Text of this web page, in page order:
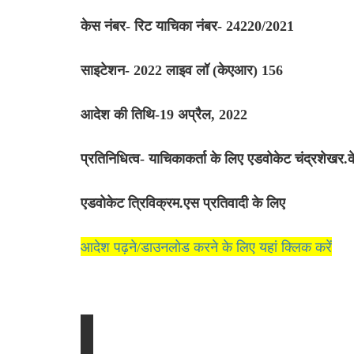
केस नंबर- रिट याचिका नंबर- 24220/2021
साइटेशन- 2022 लाइव लॉ (केएआर) 156
आदेश की तिथि-19 अप्रैल, 2022
प्रतिनिधित्व- याचिकाकर्ता के लिए एडवोकेट
एडवोकेट त्रिविक्रम.एस प्रतिवादी के लिए
आदेश पढ़ने/डाउनलोड करने के लिए यहां क्लिक करें